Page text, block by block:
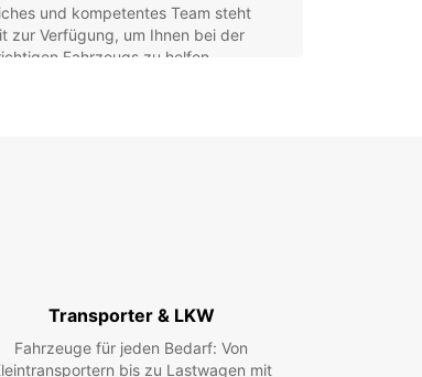
und kompetentes Team steht
zur Verfügung, um Ihnen bei der
Fahrzeugs zu helfen.
lès-Montauban und erleben Sie
Transporter & LKW
Fahrzeuge für jeden Bedarf: Von
bis zu Lastwagen mit